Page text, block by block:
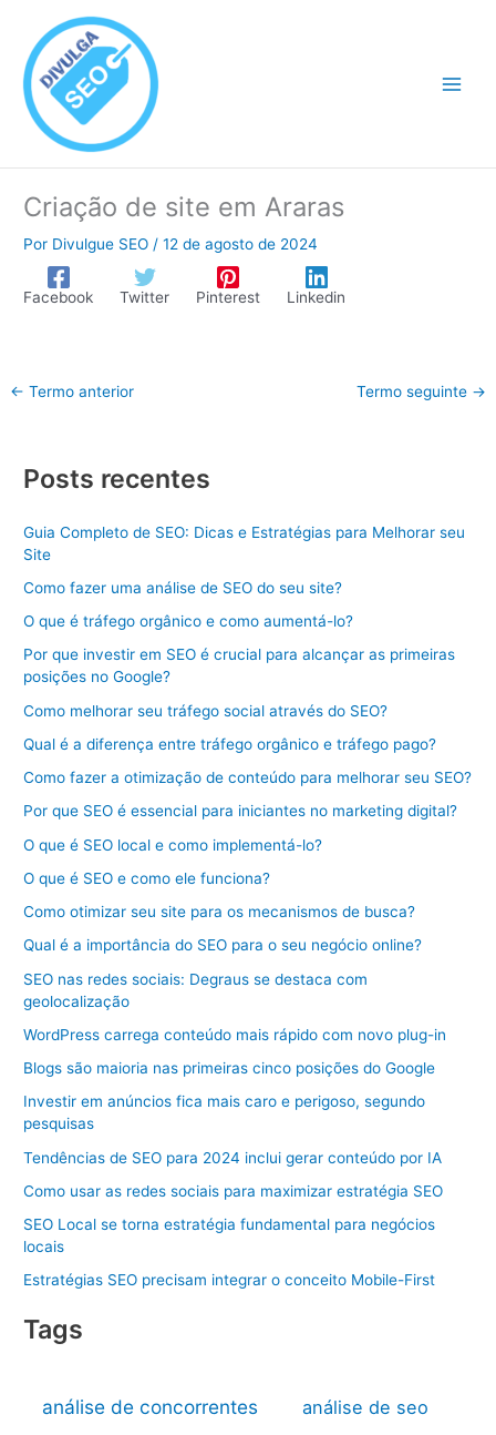
conteúdo
Criação de site em Araras
Por Divulgue SEO /12 de agosto de 2024
Facebook Twitter Pinterest Linkedin
← Termo anterior Termo seguinte →
Posts recentes
Guia Completo de SEO: Dicas e Estratégias para Melhorar seu
Site
Como fazer uma análise de SEO do seu site?
O que é tráfego orgânico e como aumentá-lo?
Por que investir em SEO é crucial para alcançar as primeiras
posições no Google?
Como melhorar seu tráfego social através do SEO?
Qual é a diferença entre tráfego orgânico e tráfego pago?
Como fazer a otimização de conteúdo para melhorar seu SEO?
Por que SEO é essencial para iniciantes no marketing digital?
O que é SEO local e como implementá-lo?
O que é SEO e como ele funciona?
Como otimizar seu site para os mecanismos de busca?
Qual é a importância do SEO para o seu negócio online?
SEO nas redes sociais: Degraus se destaca com
geolocalização
WordPress carrega conteúdo mais rápido com novo plug-in
Blogs são maioria nas primeiras cinco posições do Google
Investir em anúncios fica mais caro e perigoso, segundo
pesquisas
Tendências de SEO para 2024 inclui gerar conteúdo por IA
Como usar as redes sociais para maximizar estratégia SEO
SEO Local se torna estratégia fundamental para negócios
locais
Estratégias SEO precisam integrar o conceito Mobile-First
Tags
análise de concorrentes análise de seo